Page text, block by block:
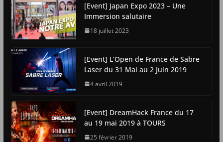
[Event] Japan Expo 2023 – Une
Immersion salutaire
18 juillet 2023
[Event] L’Open de France de Sabre
Laser du 31 Mai au 2 Juin 2019
4 avril 2019
[Event] DreamHack France du 17
au 19 mai 2019 à TOURS
25 février 2019